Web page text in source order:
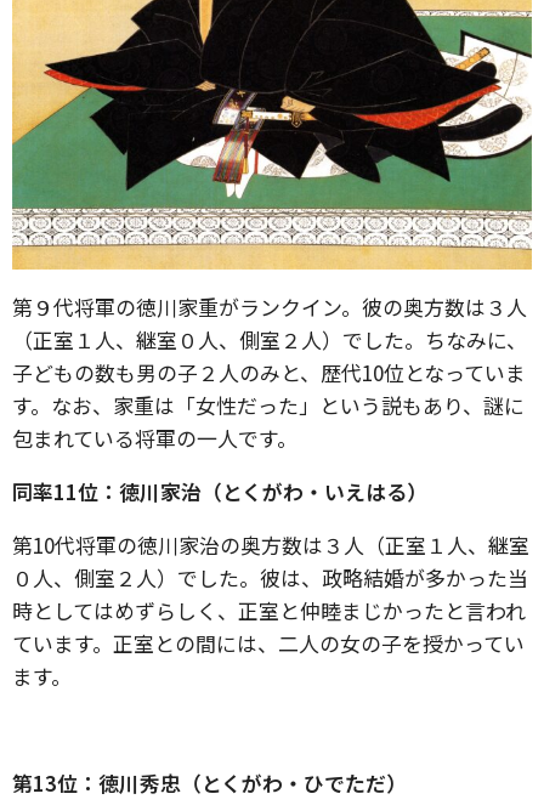
第９代将軍の徳川家重がランクイン。彼の奥方数は３人
（正室１人、継室０人、側室２人）でした。ちなみに、
子どもの数も男の子２人のみと、歴代10位となっていま
す。なお、家重は「女性だった」という説もあり、謎に
包まれている将軍の一人です。
同率11位：徳川家治（とくがわ・いえはる）
第10代将軍の徳川家治の奥方数は３人（正室１人、継室
０人、側室２人）でした。彼は、政略結婚が多かった当
時としてはめずらしく、正室と仲睦まじかったと言われ
ています。正室との間には、二人の女の子を授かってい
ます。
第13位：徳川秀忠（とくがわ・ひでただ）